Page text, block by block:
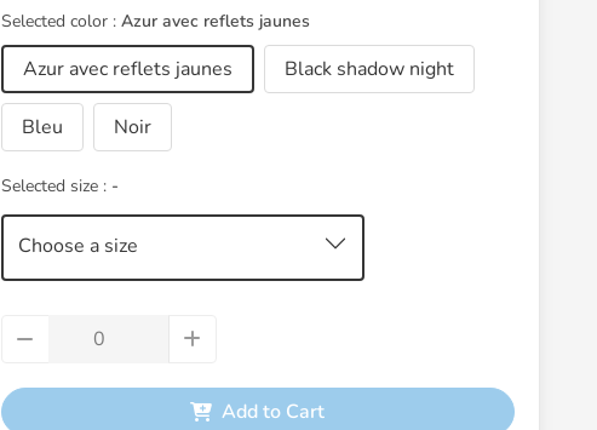
Selected color : Azur avec reflets jaunes
Azur avec reflets jaunes Black shadow night
Bleu Noir
Selected size : -
Choose a size
Add to Cart